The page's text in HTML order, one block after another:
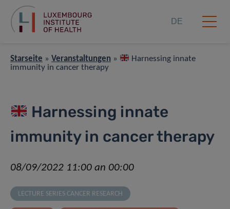
DE
Starseite » Veranstaltungen »
Harnessing innate
immunity in cancer therapy
Harnessing innate
immunity in cancer therapy
08/09/2022 11:00 an 00:00
LECTURE SERIES CANCER RESEARCH